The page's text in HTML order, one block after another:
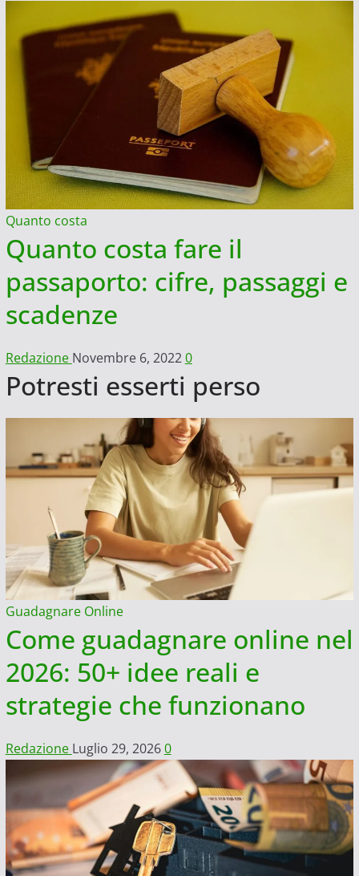
Quanto costa
Quanto costa fare il
passaporto: cifre, passaggi e
scadenze
Redazione Novembre 6, 20220
Potresti esserti perso
Guadagnare Online
Come guadagnare online nel
2026: 50+ idee reali e
strategie che funzionano
Redazione Luglio 29, 20260